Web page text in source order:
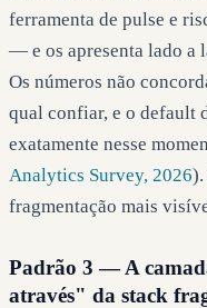
ferramenta de pulse e
— e os apresenta lado a
Os números não
qual confiar, e o default
exatamente nesse
Analytics Survey, 2026).
fragmentação mais
Padrão 3 — A
através" da stack